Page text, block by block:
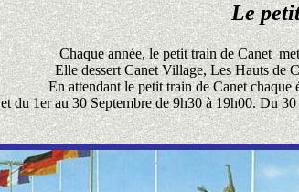
Le
Chaque année, le petit train de Canet
Elle dessert Canet Village, Les Hauts de
En attendant le petit train de Canet
et du 1er au 30 Septembre de 9h30 à 19h00. Du